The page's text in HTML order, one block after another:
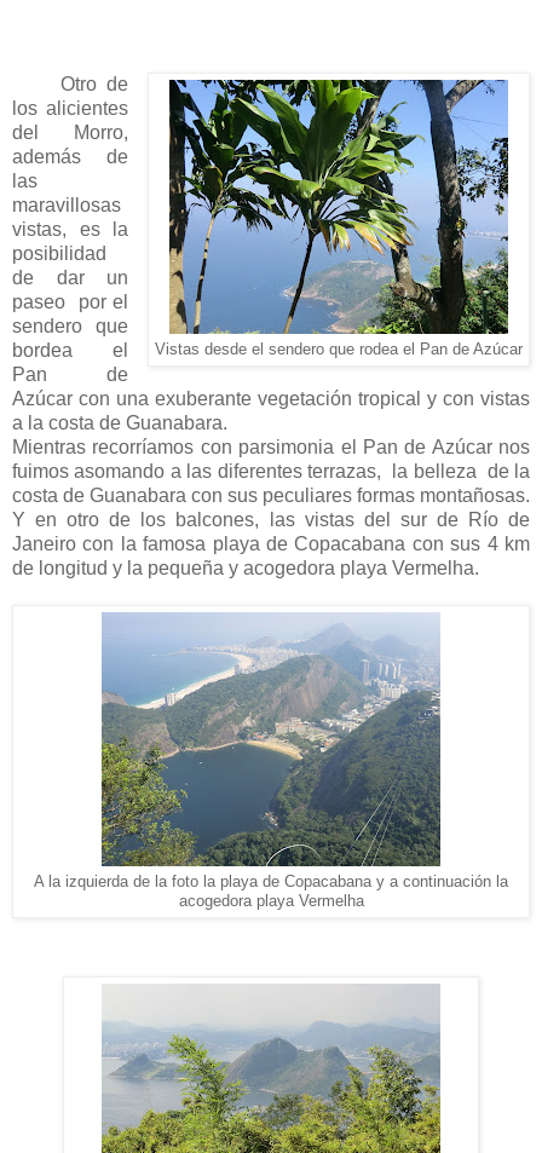
Vistas desde el sendero que rodea el Pan de Azúcar
Otro de
los alicientes
del Morro,
además de
las
maravillosas
vistas, es la
posibilidad
de dar un
paseo por el
sendero que
bordea el
Pan de
Azúcar con una exuberante vegetación tropical y con vistas
a la costa de Guanabara.
Mientras recorríamos con parsimonia el Pan de Azúcar nos
fuimos asomando a las diferentes terrazas, la belleza de la
costa de Guanabara con sus peculiares formas montañosas.
Y en otro de los balcones, las vistas del sur de Río de
Janeiro con la famosa playa de Copacabana con sus 4 km
de longitud y la pequeña y acogedora playa Vermelha.
A la izquierda de la foto la playa de Copacabana y a continuación la
acogedora playa Vermelha